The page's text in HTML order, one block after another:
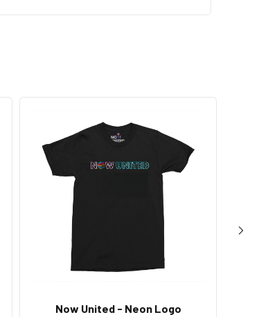
Now United - Neon Logo